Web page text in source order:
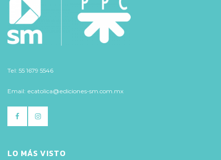
Tel: 55 1679 5546
Email: ecatolica@ediciones-sm.com.mx
LO MÁS VISTO